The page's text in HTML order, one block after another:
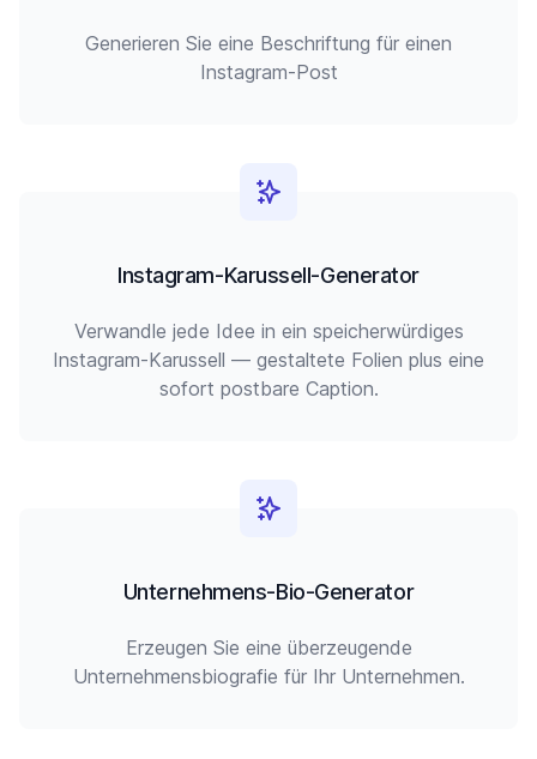
Generieren Sie eine Beschriftung für einen
Instagram-Post
Instagram-Karussell-Generator
Verwandle jede Idee in ein speicherwürdiges
Instagram-Karussell — gestaltete Folien plus eine
sofort postbare Caption.
Unternehmens-Bio-Generator
Erzeugen Sie eine überzeugende
Unternehmensbiografie für Ihr Unternehmen.